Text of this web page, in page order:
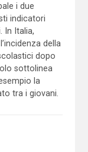
i due
indicatori
In Italia,
della
dopo
sottolinea
la
tra i giovani.